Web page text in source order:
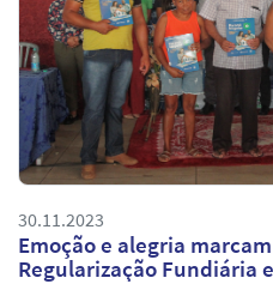
30.11.2023
Emoção e alegria
Regularização Fundiária